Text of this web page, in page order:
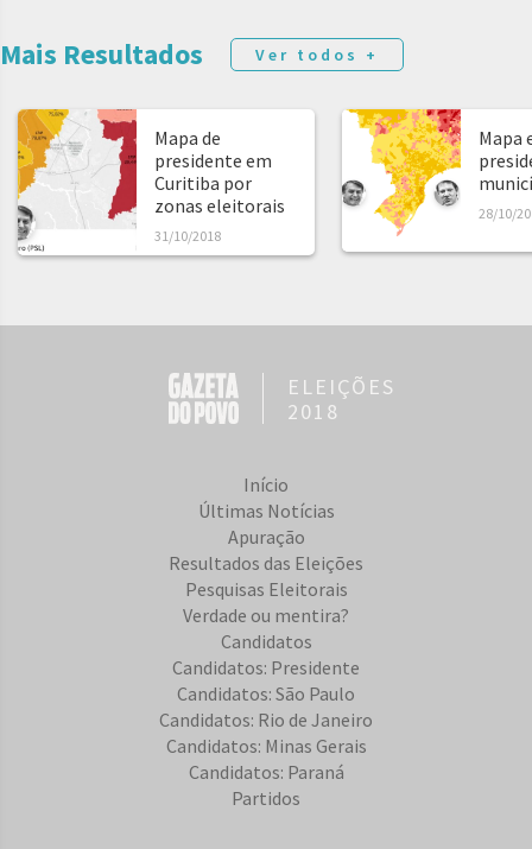
Mais Resultados Ver todos +
Mapa de
presidente em
Curitiba por
zonas eleitorais
31/10/2018
Mapa
28/10/
ELEIÇÕES
2018
Início
Últimas Notícias
Apuração
Resultados das Eleições
Pesquisas Eleitorais
Verdade ou mentira?
Candidatos
Candidatos: Presidente
Candidatos: São Paulo
Candidatos: Rio de Janeiro
Candidatos: Minas Gerais
Candidatos: Paraná
Partidos